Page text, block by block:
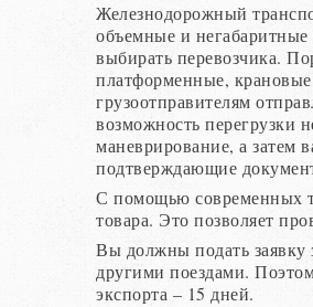
Железнодорожный
объемные и
выбирать перевозчика.
платформенные, крановые
грузоотправителям
возможность перегрузки
маневрирование, а затем
подтверждающие
С помощью современных
товара. Это позволяет
Вы должны подать заявку
другими поездами.
экспорта – 15 дней.